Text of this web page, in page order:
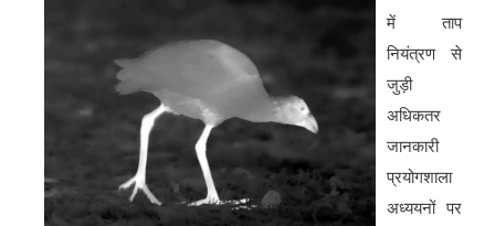
में ताप
नियंत्रण से
जुड़ी
अधिकतर
जानकारी
प्रयोगशाला
अध्ययनों पर